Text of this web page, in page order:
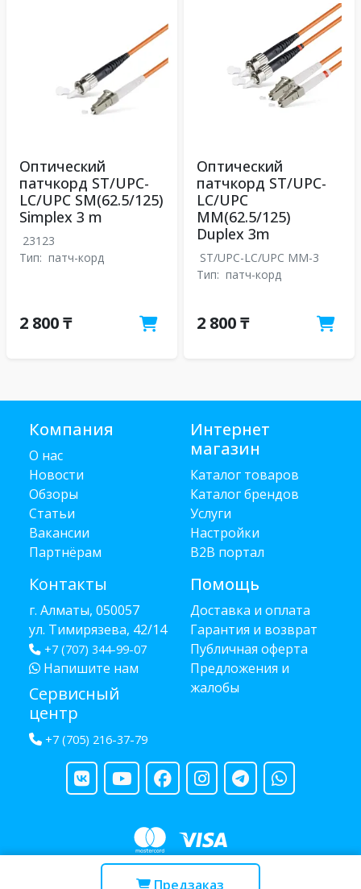
Предзаказ
Оптический
патчкорд ST/UPC-
LC/UPC SM(62.5/125)
Simplex 3 m
23123
Тип: патч-корд
2 800 ₸
Оптический
патчкорд ST/UPC-
LC/UPC
MM(62.5/125)
Duplex 3m
ST/UPC-LC/UPC MM-3
Тип: патч-корд
2 800 ₸
Компания
О нас
Новости
Обзоры
Статьи
Вакансии
Партнёрам
Контакты
г. Алматы, 050057
ул. Тимирязева, 42/14
+7 (707) 344-99-07
Напишите нам
Сервисный
центр
+7 (705) 216-37-79
Интернет
магазин
Каталог товаров
Каталог брендов
Услуги
Настройки
B2B портал
Помощь
Доставка и оплата
Гарантия и возврат
Публичная оферта
Предложения и
жалобы
Copyright © 2013 - 2026 RUBA - разработано